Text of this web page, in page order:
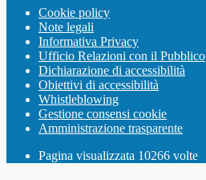
Cookie policy
Note legali
Informativa Privacy
Ufficio Relazioni con il Pubblico
Dichiarazione di accessibilità
Obiettivi di accessibilità
Whistleblowing
Gestione consensi cookie
Amministrazione trasparente
Pagina visualizzata 10266 volte